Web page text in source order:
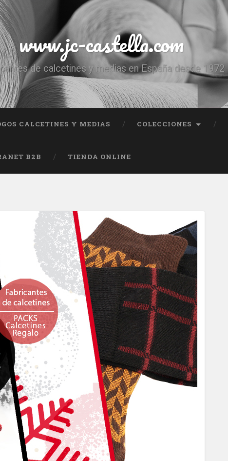
www.jc-castella.com
de calcetines y medias en España desde 1972
CALCETINES Y MEDIAS COLECCIONES
B2B TIENDA ONLINE